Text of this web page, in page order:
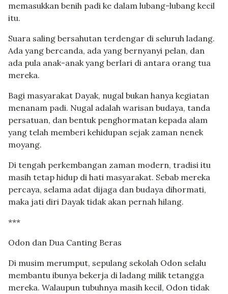
memasukkan benih padi ke dalam lubang-lubang kecil
itu.
Suara saling bersahutan terdengar di seluruh ladang.
Ada yang bercanda, ada yang bernyanyi pelan, dan
ada pula anak-anak yang berlari di antara orang tua
mereka.
Bagi masyarakat Dayak, nugal bukan hanya kegiatan
menanam padi. Nugal adalah warisan budaya, tanda
persatuan, dan bentuk penghormatan kepada alam
yang telah memberi kehidupan sejak zaman nenek
moyang.
Di tengah perkembangan zaman modern, tradisi itu
masih tetap hidup di hati masyarakat. Sebab mereka
percaya, selama adat dijaga dan budaya dihormati,
maka jati diri Dayak tidak akan pernah hilang.
***
Odon dan Dua Canting Beras
Di musim merumput, sepulang sekolah Odon selalu
membantu ibunya bekerja di ladang milik tetangga
mereka. Walaupun tubuhnya masih kecil, Odon tidak